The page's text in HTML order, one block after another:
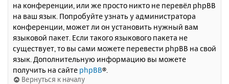
на конференции, или же просто никто не перевёл phpBB
на ваш язык. Попробуйте узнать у администратора
конференции, может ли он установить нужный вам
языковой пакет. Если такого языкового пакета не
существует, то вы сами можете перевести phpBB на свой
язык. Дополнительную информацию вы можете
получить на сайте phpBB®.
Вернуться к началу